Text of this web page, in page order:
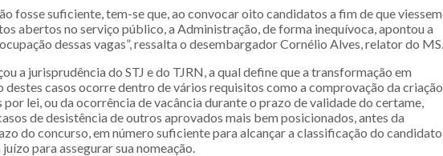
fosse suficiente, tem-se que, ao convocar oito candidatos a fim de que viessem
abertos no serviço público, a Administração, de forma inequívoca, apontou a
dessas vagas”, ressalta o desembargador Cornélio Alves, relator do MS.
a jurisprudência do STJ e do TJRN, a qual define que a transformação em
casos ocorre dentro de vários requisitos como a comprovação da criação
por lei, ou da ocorrência de vacância durante o prazo de validade do certame,
de desistência de outros aprovados mais bem posicionados, antes da
do concurso, em número suficiente para alcançar a classificação do candidato
para assegurar sua nomeação.